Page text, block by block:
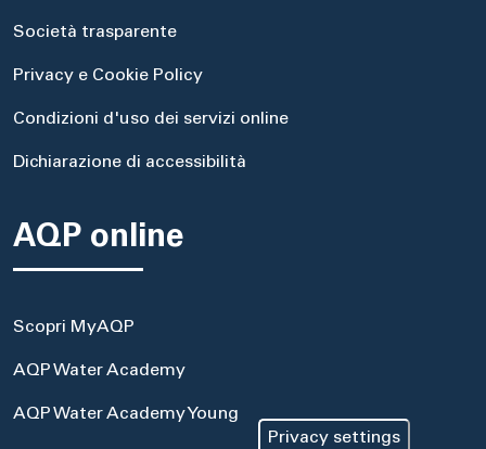
Società trasparente
Privacy e Cookie Policy
Condizioni d'uso dei servizi online
Dichiarazione di accessibilità
AQP online
Scopri MyAQP
AQP Water Academy
AQP Water Academy Young
Privacy settings